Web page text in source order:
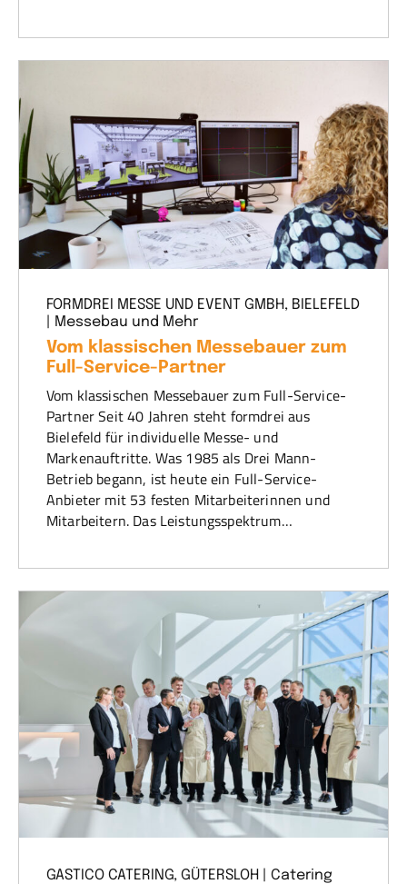
FORMDREI MESSE UND EVENT GMBH, BIELEFELD
| Messebau und Mehr
Vom klassischen Messebauer zum
Full-Service-Partner
Vom klassischen Messebauer zum Full-Service-
Partner Seit 40 Jahren steht formdrei aus
Bielefeld für individuelle Messe- und
Markenauftritte. Was 1985 als Drei Mann-
Betrieb begann, ist heute ein Full-Service-
Anbieter mit 53 festen Mitarbeiterinnen und
Mitarbeitern. Das Leistungsspektrum…
GASTICO CATERING, GÜTERSLOH | Catering